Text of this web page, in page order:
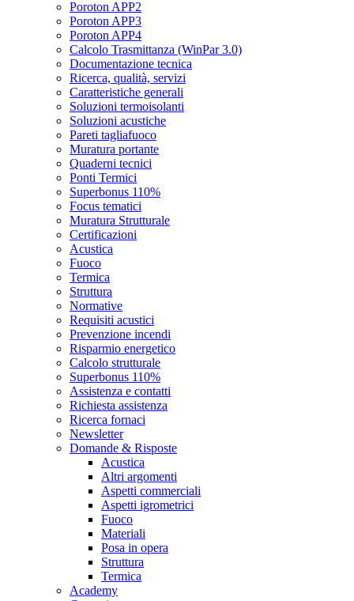
Poroton APP2
Poroton APP3
Poroton APP4
Calcolo Trasmittanza (WinPar 3.0)
Documentazione tecnica
Ricerca, qualità, servizi
Caratteristiche generali
Soluzioni termoisolanti
Soluzioni acustiche
Pareti tagliafuoco
Muratura portante
Quaderni tecnici
Ponti Termici
Superbonus 110%
Focus tematici
Muratura Strutturale
Certificazioni
Acustica
Fuoco
Termica
Struttura
Normative
Requisiti acustici
Prevenzione incendi
Risparmio energetico
Calcolo strutturale
Superbonus 110%
Assistenza e contatti
Richiesta assistenza
Ricerca fornaci
Newsletter
Domande & Risposte
Acustica
Altri argomenti
Aspetti commerciali
Aspetti igrometrici
Fuoco
Materiali
Posa in opera
Struttura
Termica
Academy